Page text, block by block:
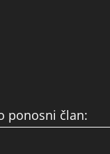
ponosni član: